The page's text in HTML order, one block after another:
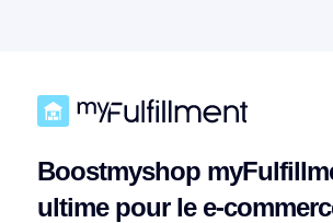
Boostmyshop
ultime pour le e-